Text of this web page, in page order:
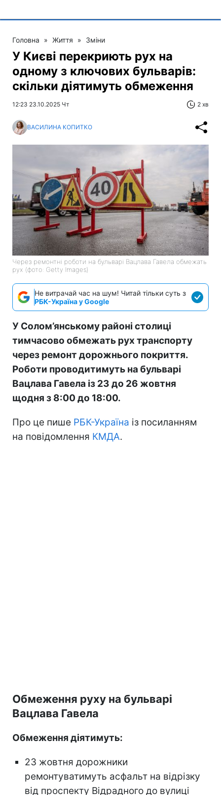
Головна » Життя » Зміни
У Києві перекриють рух на
одному з ключових бульварів:
скільки діятимуть обмеження
12:23 23.10.2025 Чт 2 хв
ВАСИЛИНА КОПИТКО
Через ремонтні роботи на бульварі Вацлава Гавела обмежать
рух (фото: Getty Images)
Не витрачай час на шум! Читай тільки суть з
РБК-Україна у Google
У Солом’янському районі столиці
тимчасово обмежать рух транспорту
через ремонт дорожнього покриття.
Роботи проводитимуть на бульварі
Вацлава Гавела із 23 до 26 жовтня
щодня з 8:00 до 18:00.
Про це пише РБК-Україна із посиланням
на повідомлення КМДА.
Обмеження руху на бульварі
Вацлава Гавела
Обмеження діятимуть:
23 жовтня дорожники
ремонтуватимуть асфальт на відрізку
від проспекту Відрадного до вулиці